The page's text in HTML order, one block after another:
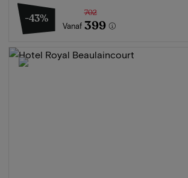
-43%
Vanaf
702
399